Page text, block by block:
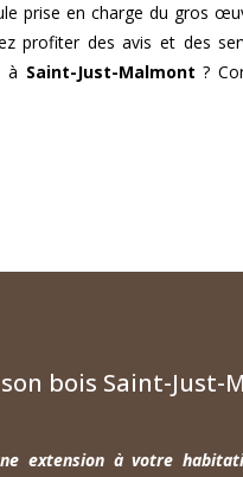
prise en charge du gros
profiter des avis et des
à Saint-Just-Malmont ?
bois Saint-Just-
extension à votre